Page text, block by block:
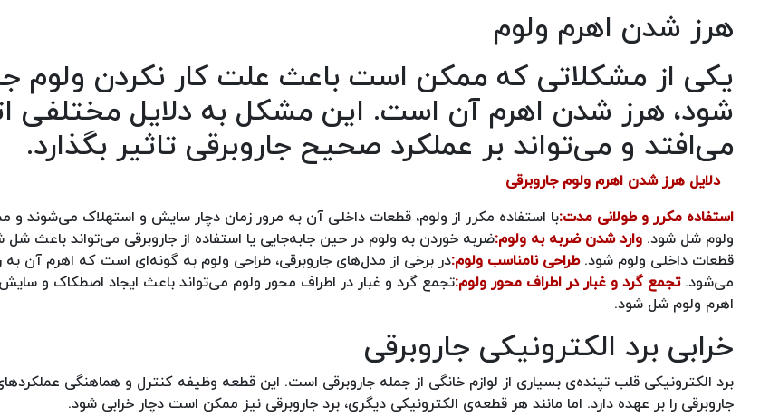
هرز شدن اهرم ولوم
یکی از مشکلاتی که ممکن است باعث علت کار نکردن ولوم
شود، هرز شدن اهرم آن است. این مشکل به دلایل مختلفی
می‌افتد و می‌تواند بر عملکرد صحیح جاروبرقی تاثیر بگذارد.
دلایل هرز شدن اهرم ولوم جاروبرقی
استفاده مکرر و طولانی مدت:با استفاده مکرر از ولوم، قطعات داخلی آن به مرور زمان دچار سایش و استهلاک می‌شوند
ولوم شل شود. وارد شدن ضربه به ولوم:ضربه خوردن به ولوم در حین جابه‌جایی یا استفاده از جاروبرقی می‌تواند باعث
قطعات داخلی ولوم شود.طراحی نامناسب ولوم:در برخی از مدل‌های جاروبرقی، طراحی ولوم به گونه‌ای است که اهرم آن
می‌شود.تجمع گرد و غبار در اطراف محور ولوم:تجمع گرد و غبار در اطراف محور ولوم می‌تواند باعث ایجاد اصطکاک و
اهرم ولوم شل شود.
خرابی برد الکترونیکی جاروبرقی
برد الکترونیکی قلب تپنده‌ی بسیاری از لوازم خانگی از جمله جاروبرقی است. این قطعه وظیفه کنترل و هماهنگی
جاروبرقی را بر عهده دارد. اما مانند هر قطعه‌ی الکترونیکی دیگری، برد جاروبرقی نیز ممکن است دچار خرابی شود.